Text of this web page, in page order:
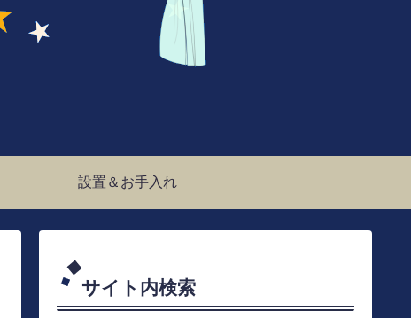
設置＆お手入れ
サイト内検索